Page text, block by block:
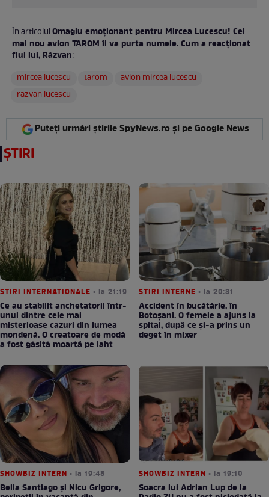
În articolulOmagiu emoționant pentru Mircea Lucescu! Cel
mai nou avion TAROM îi va purta numele. Cum a reacționat
fiul lui, Răzvan:
mircea lucescu
tarom
avion mircea lucescu
razvan lucescu
Puteți urmări știrile SpyNews.ro și pe Google News
ȘTIRI
STIRI INTERNATIONALE • la 21:19
Ce au stabilit anchetatorii într-
unul dintre cele mai
misterioase cazuri din lumea
mondenă. O creatoare de modă
a fost găsită moartă pe iaht
STIRI INTERNE • la 20:31
Accident în bucătărie, în
Botoșani. O femeie a ajuns la
spital, după ce și-a prins un
deget în mixer
SHOWBIZ INTERN • la 19:48
Bella Santiago și Nicu Grigore,
SHOWBIZ INTERN • la 19:10
Soacra lui Adrian Lup de la